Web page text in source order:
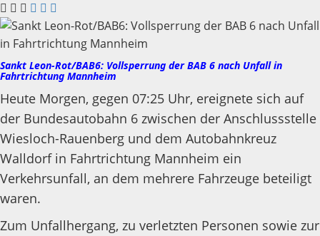
Sankt Leon-Rot/BAB6: Vollsperrung der BAB 6 nach Unfall in
Fahrtrichtung Mannheim
Heute Morgen, gegen 07:25 Uhr, ereignete sich auf
der Bundesautobahn 6 zwischen der Anschlussstelle
Wiesloch-Rauenberg und dem Autobahnkreuz
Walldorf in Fahrtrichtung Mannheim ein
Verkehrsunfall, an dem mehrere Fahrzeuge beteiligt
waren.
Zum Unfallhergang, zu verletzten Personen sowie zur